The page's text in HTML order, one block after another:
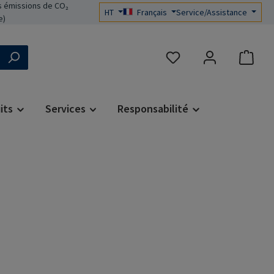
de CO₂
HT Français Service/Assistance
Vous avez 0 articles
Services Responsabilité